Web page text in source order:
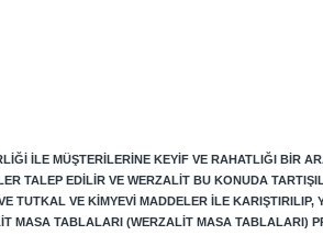
ILE MÜŞTERILERINE KEYIF VE RAHATLIĞI BIR
TALEP EDILIR VE WERZALIT BU KONUDA
TUTKAL VE KIMYEVI MADDELER ILE KARIŞTIRILIP,
TABLALARI (WERZALIT MASA TABLALARI)